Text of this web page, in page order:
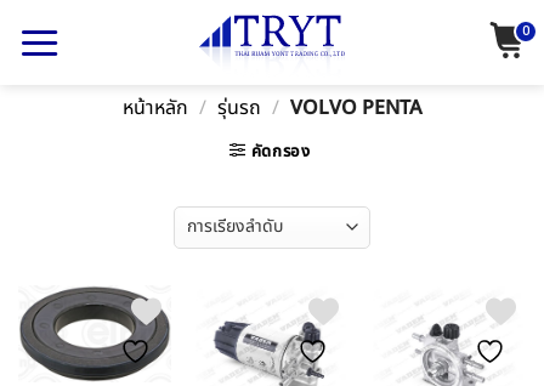
0
หน้าหลัก / รุ่นรถ / VOLVO PENTA
คัดกรอง